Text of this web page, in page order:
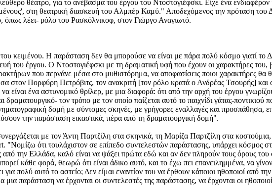
θέατρο, για το ανέβασμα του έργου του Ντοστογιέφσκι. Είχε ένα
στη θεατρική διασκευή του Αλμπέρ Καμύ." Αποδεχόμενος την πρόταση
όπως λέει- ρόλο του Ρασκόλνικοφ, στον Γιώργο Αναγιωτό.
κειμένου. Η παράσταση δεν θα μπορούσε να είναι με πάρα πολύ κόσμο γιατί το
του έργου. Ο Ντοστογιέφσκι με τη δραματική υφή που έχουν οι χαρακτήρες
που περνάνε μέσα στο μυθιστόρημα, να αποφασίσεις ποιοι χαρακτήρες θα
στον Πορφύρη Πετρόβιτς, τον ανακριτή [τον ρόλο κρατά ο Ανδρέας Τσουρής] και
είναι ένα αστυνομικό θρίλερ, με μια διαφορά: ότι από την αρχή του έργου
δραματουργικό- τον τρόπο με τον οποίο παίζεται αυτό το παιχνίδι γάτας-
δομή με σύντομες σκηνές, με γρήγορες εναλλαγές και προσπάθησα,
την παράσταση εικαστικά, πέρα από τη δραματουργική δομή".
με τον Άντη Παρτζίλη στα σκηνικά, τη Μαρίζα Παρτζίλη στα
"Νομίζω ότι τουλάχιστον σε επίπεδο συντελεστών παράστασης, υπάρχει κόσμος
από την Ελλάδα, καλό είναι να ψάξει πρώτα εδώ και αν δεν πληρούν τους όρους
κάθε φορά, θεωρώ ότι είναι άδικο αυτό, και το έχω πει επανειλημμένα, να
πολύ αυτό το αστείο; Δεν είμαι εναντίον του να έρθουν κάποιοι ηθοποιοί από
παράσταση να έρχονται οι συντελεστές της παράστασης, να έρχονται οι